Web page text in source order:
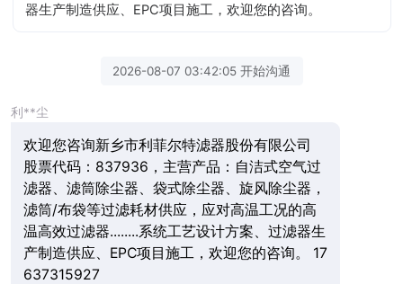
器生产制造供应、EPC项目施工，欢迎您的咨询。
2026-08-07 03:42:05 开始沟通
利**尘
欢迎您咨询新乡市利菲尔特滤器股份有限公司
股票代码：837936，主营产品：自洁式空气过
滤器、滤筒除尘器、袋式除尘器、旋风除尘器，
滤筒/布袋等过滤耗材供应，应对高温工况的高
温高效过滤器........系统工艺设计方案、过滤器生
产制造供应、EPC项目施工，欢迎您的咨询。 17
637315927